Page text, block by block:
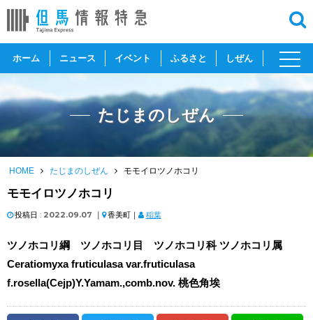
ホーム ニュース イベント ふるさと しぜん
toggle
たじまのしぜん
HOME たじまのしぜん モモイロツノホコリ
モモイロツノホコリ
投稿日 : 2022.09.07 ｜ 香美町｜ 稲葉
ツノホコリ綱 ツノホコリ目 ツノホコリ科 ツノホコリ属
Ceratiomyxa fruticulasa var.fruticulasa
f.rosella(Cejp)Y.Yamam.,comb.nov. 桃色角埃